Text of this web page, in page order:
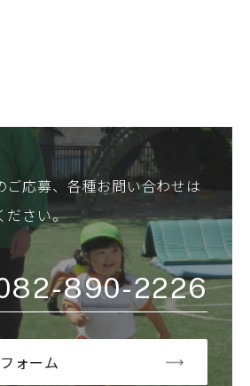
ご応募、各種お問い合わせは
ださい。
890-2226
ォーム